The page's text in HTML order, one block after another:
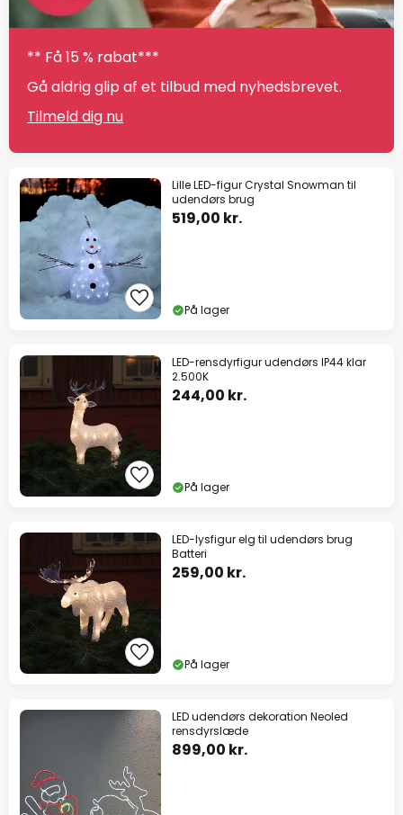
** Få 15 % rabat***
Gå aldrig glip af et tilbud med nyhedsbrevet.
Tilmeld dig nu
Lille LED-figur Crystal Snowman til
udendørs brug
519,00 kr.
På lager
LED-rensdyrfigur udendørs IP44 klar
2.500K
244,00 kr.
På lager
LED-lysfigur elg til udendørs brug
Batteri
259,00 kr.
På lager
LED udendørs dekoration Neoled
rensdyrslæde
899,00 kr.